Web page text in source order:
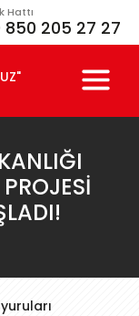
Hattı
850 205 27 27